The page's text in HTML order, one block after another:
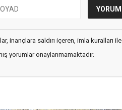
inançlara saldırı içeren, imla kuralları ile
yorumlar onaylanmamaktadır.